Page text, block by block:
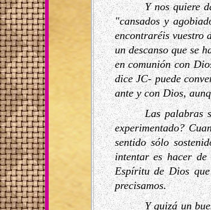
Y nos quiere
"cansados y
encontraréis vuestro
un descanso que se
en comunión con
dice JC- puede
ante y con Dios,
Las palabras
experimentado?
sentido sólo
intentar es hacer de
Espíritu de Dios
precisamos.
Y quizá un